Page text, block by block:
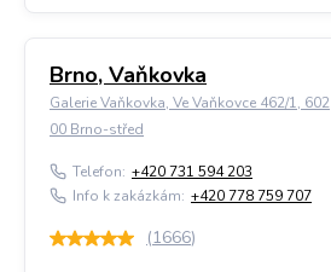
Brno, Vaňkovka
Galerie Vaňkovka, Ve Vaňkovce 462/1, 602
00 Brno-střed
Telefon: +420 731 594 203
Info k zakázkám: +420 778 759 707
(1666)